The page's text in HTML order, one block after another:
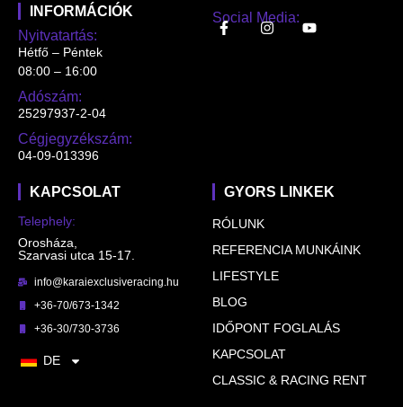
Social Media:
INFORMÁCIÓK
Nyitvatartás:
Hétfő – Péntek
08:00 – 16:00
Adószám:
25297937-2-04
Cégjegyzékszám:
04-09-013396
GYORS LINKEK
RÓLUNK
REFERENCIA MUNKÁINK
LIFESTYLE
BLOG
IDŐPONT FOGLALÁS
KAPCSOLAT
CLASSIC & RACING RENT
KAPCSOLAT
Telephely:
Orosháza,
Szarvasi utca 15-17.
info@karaiexclusiveracing.hu
+36-70/673-1342
+36-30/730-3736
DE